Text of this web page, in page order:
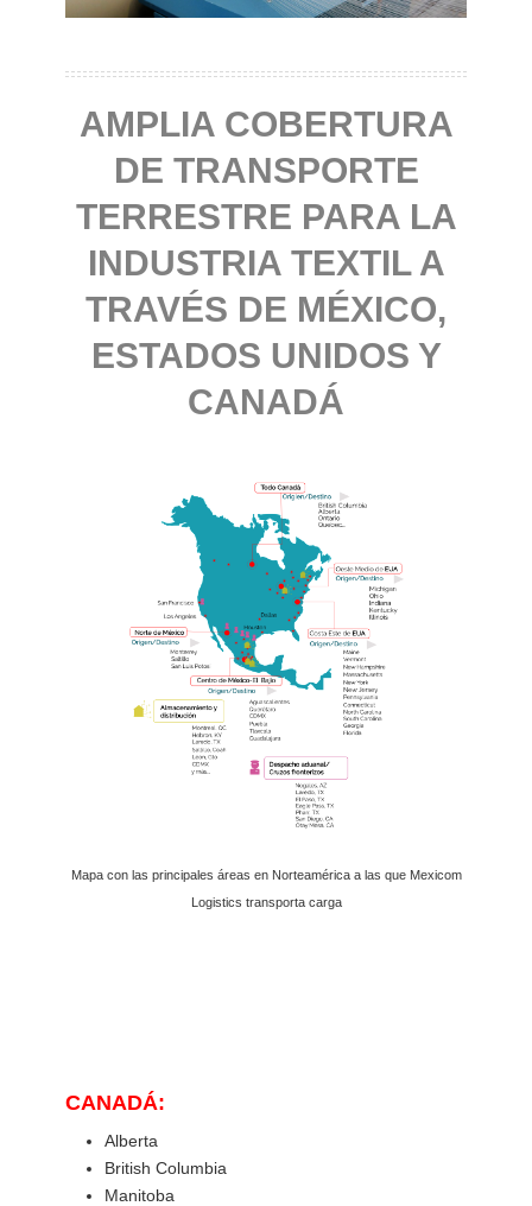
AMPLIA COBERTURA
DE TRANSPORTE
TERRESTRE PARA LA
INDUSTRIA TEXTIL A
TRAVÉS DE MÉXICO,
ESTADOS UNIDOS Y
CANADÁ
Mapa con las principales áreas en Norteamérica a las que Mexicom
Logistics transporta carga
CANADÁ:
Alberta
British Columbia
Manitoba